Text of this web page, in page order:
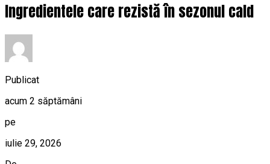
Ingredientele care rezistă în sezonul cald
Publicat
acum 2 săptămâni
pe
iulie 29, 2026